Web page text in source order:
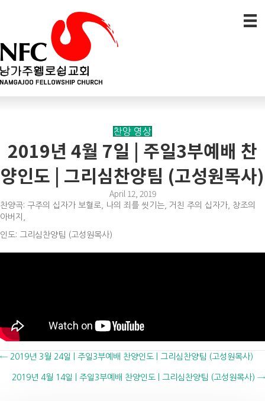
찬양 영상
2019년 4월 7일 | 주일3부예배 찬
양인도 | 그리심찬양팀 (고성원목사)
April 12, 2019
찬양곡: 구주의 십자가 보혈로, 나의 죄를 씻기는, 거친 주의 십자가, 창조의
아버지,
인도: 그리심찬양팀 (고성원목사)
Posts
navigation
← 2019년 3월 24일 | 주일3부예배 찬양인도 | 그리심찬양팀 (고성원목사)
2019년 4월 14일 | 주일3부예배 찬양인도 | 그리심찬양팀 (고성원목사) →